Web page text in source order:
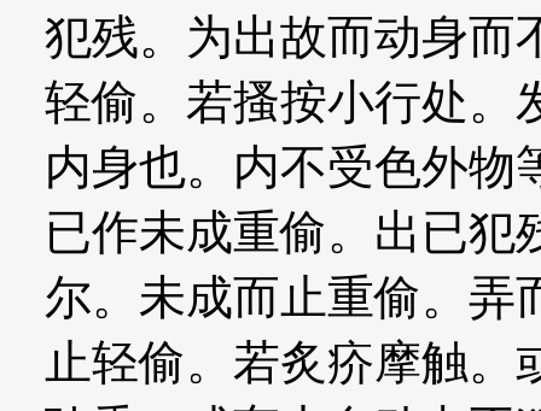
犯残。为出故而动身而
轻偷。若搔按小行处。
内身也。内不受色外物
已作未成重偷。出已犯
尔。未成而止重偷。弄
止轻偷。若炙疥摩触